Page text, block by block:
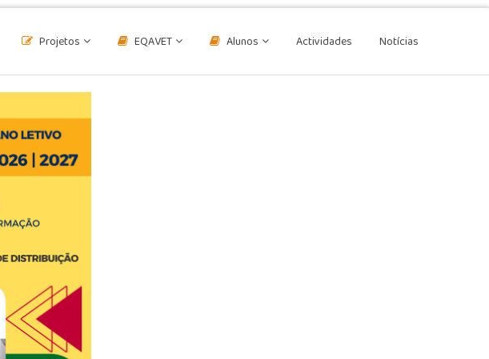
Projetos EQAVET Alunos Actividades Notícias